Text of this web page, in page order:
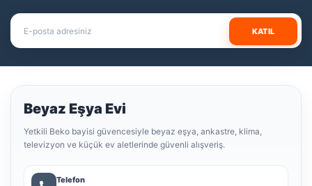
KATIL
Beyaz Eşya Evi
Yetkili Beko bayisi güvencesiyle beyaz eşya, ankastre, klima,
televizyon ve küçük ev aletlerinde güvenli alışveriş.
Telefon